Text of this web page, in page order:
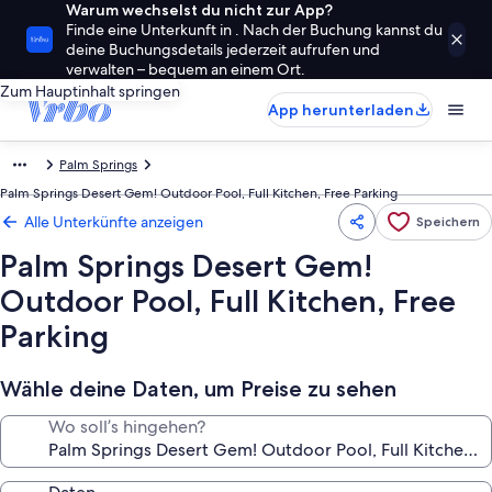
Warum wechselst du nicht zur App?
Finde eine Unterkunft in . Nach der Buchung kannst du
deine Buchungsdetails jederzeit aufrufen und
verwalten – bequem an einem Ort.
Zum Hauptinhalt springen
App herunterladen
Palm Springs
Palm Springs Desert Gem! Outdoor Pool, Full Kitchen, Free Parking
Alle Unterkünfte anzeigen Speichern
Palm Springs Desert Gem!
Outdoor Pool, Full Kitchen, Free
Parking
Wähle deine Daten, um Preise zu sehen
Wo soll’s hingehen?